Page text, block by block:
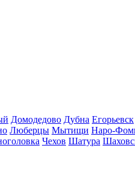
Домодедово Дубна Егорьевск
Люберцы Мытищи Наро-
Чехов Шатура